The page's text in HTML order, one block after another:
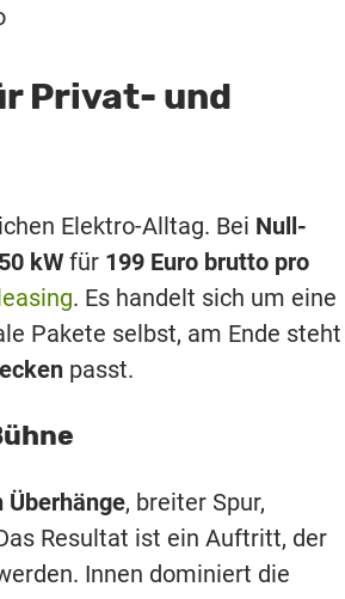
Privat- und
Elektro-Alltag. Bei Null-
kW für 199 Euro brutto pro
. Es handelt sich um eine
Pakete selbst, am Ende steht
passt.
Überhänge, breiter Spur,
Resultat ist ein Auftritt, der
Innen dominiert die